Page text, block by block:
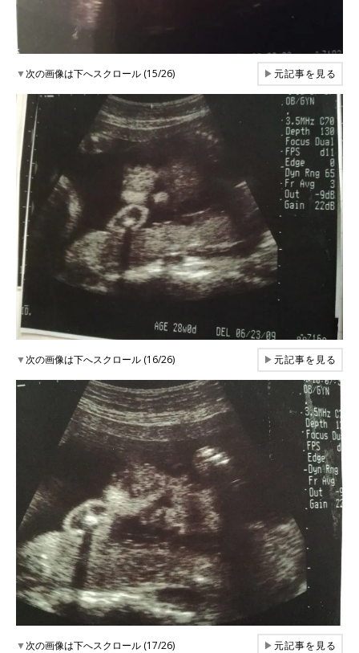
▼次の画像は下へスクロール (15/26) ▶元記事を見る
▼次の画像は下へスクロール (16/26) ▶元記事を見る
▼次の画像は下へスクロール (17/26) ▶元記事を見る